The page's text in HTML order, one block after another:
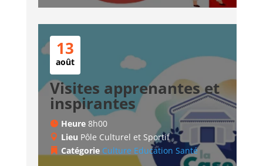
13
août
Visites apprenantes et
inspirantes
Heure 8h00
Lieu Pôle Culturel et Sportif
Catégorie Culture Education Santé